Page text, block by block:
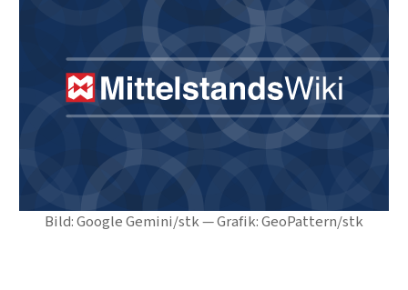
Bild: Google Gemini/stk — Grafik: GeoPattern/stk